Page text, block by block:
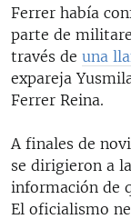
Ferrer había
parte de
través de una
expareja
Ferrer Reina.
A finales de
se dirigieron a
información de
El oficialismo